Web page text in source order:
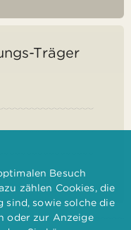
Träger
Besuch
zählen Cookies, die
sind, sowie solche die
oder zur Anzeige